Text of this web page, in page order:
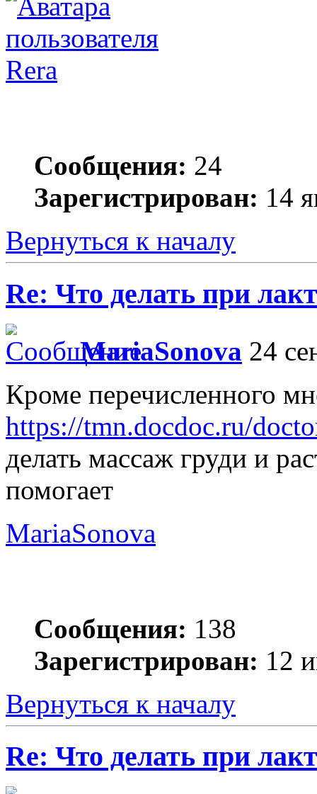
Rera
Сообщения: 24
Зарегистрирован: 14
Вернуться к началу
Re: Что делать при
MariaSonova 24
Кроме перечисленного
https://tmn.docdoc.ru/
делать массаж груди и
помогает
MariaSonova
Сообщения: 138
Зарегистрирован: 12
Вернуться к началу
Re: Что делать при